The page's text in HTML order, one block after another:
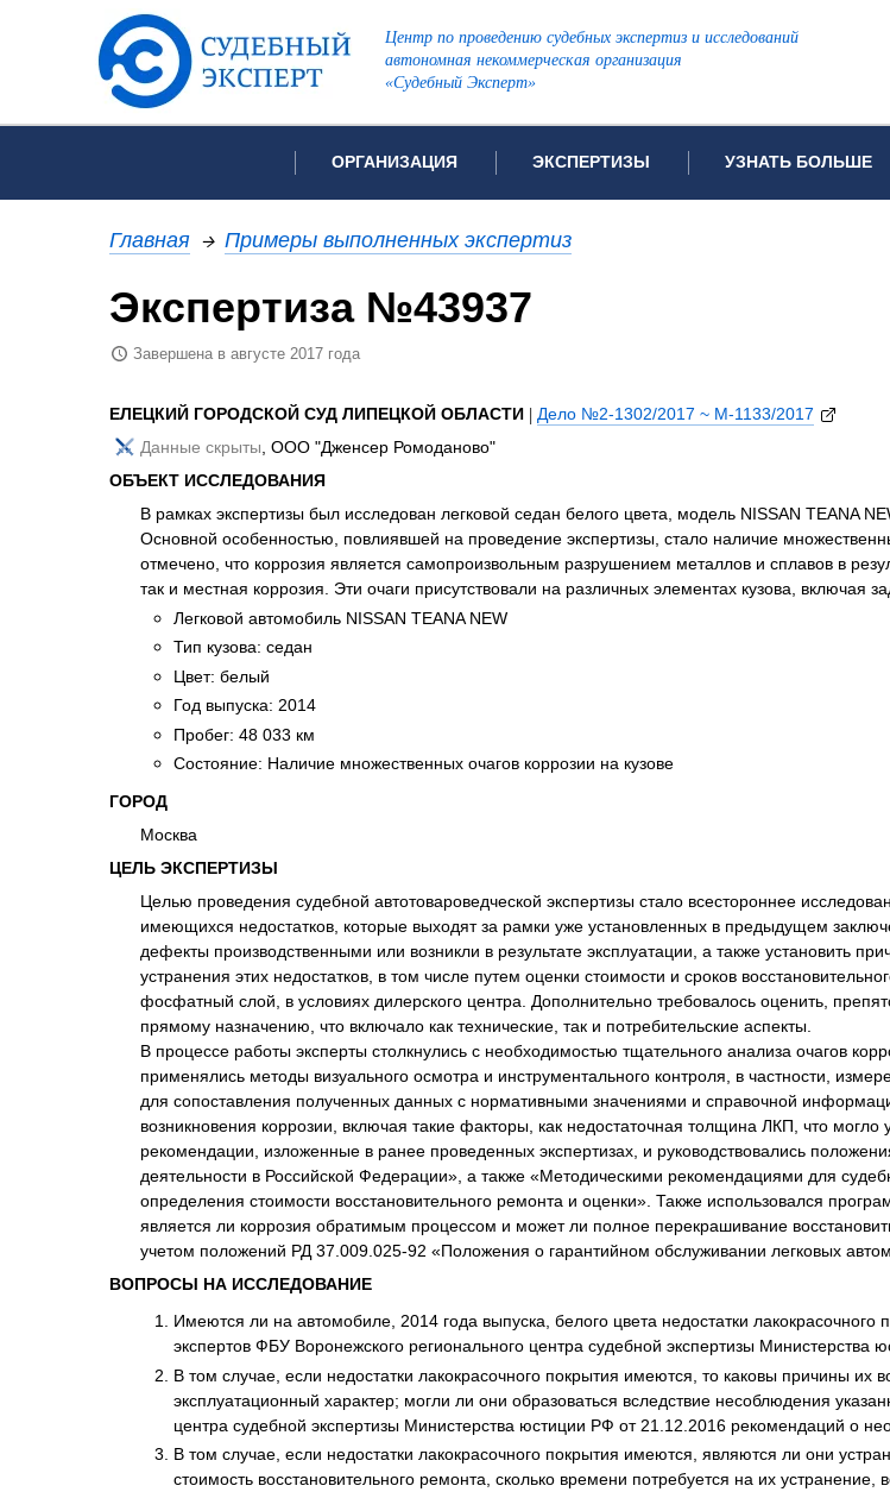
Центр по проведению судебных экспертиз и исследований
автономная некоммерческая организация
«Судебный Эксперт»
ОРГАНИЗАЦИЯ
Об организации
Рекомендации арбитражных судов
Вакансии
Политика конфиденциальности
ЭКСПЕРТИЗЫ
Список всех видов проводимых экспертиз
Инженерно-техническая экспертиза
Компьютерно-
Лингвистическая экспертиза
Пожарно-техническая экспертиза
Психиатрическая экспертиза
Рецензия на экспертное заключение
Строительная
Фоноскопическая экспертиза
УЗНАТЬ БОЛЬШЕ
Главная → Примеры выполненных экспертиз
Экспертиза №43937
Завершена в августе 2017 года
ЕЛЕЦКИЙ ГОРОДСКОЙ СУД ЛИПЕЦКОЙ ОБЛАСТИ | Дело №2-1302/2017 ~ М-1133/2017
Данные скрыты, ООО "Дженсер Ромоданово"
ОБЪЕКТ ИССЛЕДОВАНИЯ
В рамках экспертизы был исследован легковой седан белого цвета, модель NISSAN TEANA
Основной особенностью, повлиявшей на проведение экспертизы, стало наличие
отмечено, что коррозия является самопроизвольным разрушением металлов и сплавов в
так и местная коррозия. Эти очаги присутствовали на различных элементах кузова, включая
Легковой автомобиль NISSAN TEANA NEW
Тип кузова: седан
Цвет: белый
Год выпуска: 2014
Пробег: 48 033 км
Состояние: Наличие множественных очагов коррозии на кузове
ГОРОД
Москва
ЦЕЛЬ ЭКСПЕРТИЗЫ
Целью проведения судебной автотовароведческой экспертизы стало всестороннее
имеющихся недостатков, которые выходят за рамки уже установленных в предыдущем
дефекты производственными или возникли в результате эксплуатации, а также установить
устранения этих недостатков, в том числе путем оценки стоимости и сроков
фосфатный слой, в условиях дилерского центра. Дополнительно требовалось оценить,
прямому назначению, что включало как технические, так и потребительские аспекты.
В процессе работы эксперты столкнулись с необходимостью тщательного анализа очагов
применялись методы визуального осмотра и инструментального контроля, в частности,
для сопоставления полученных данных с нормативными значениями и справочной
возникновения коррозии, включая такие факторы, как недостаточная толщина ЛКП, что
рекомендации, изложенные в ранее проведенных экспертизах, и руководствовались
деятельности в Российской Федерации», а также «Методическими рекомендациями для
определения стоимости восстановительного ремонта и оценки». Также использовался
является ли коррозия обратимым процессом и может ли полное перекрашивание
учетом положений РД 37.009.025-92 «Положения о гарантийном обслуживании легковых
ВОПРОСЫ НА ИССЛЕДОВАНИЕ
Имеются ли на автомобиле, 2014 года выпуска, белого цвета недостатки
экспертов ФБУ Воронежского регионального центра судебной экспертизы
В том случае, если недостатки лакокрасочного покрытия имеются, то каковы причины
эксплуатационный характер; могли ли они образоваться вследствие несоблюдения
центра судебной экспертизы Министерства юстиции РФ от 21.12.2016 рекомендаций о
В том случае, если недостатки лакокрасочного покрытия имеются, являются ли они
стоимость восстановительного ремонта, сколько времени потребуется на их